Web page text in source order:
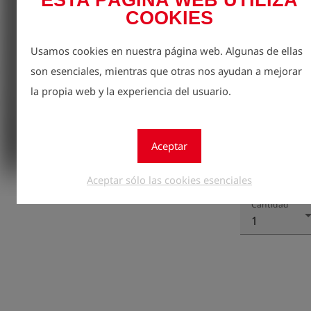
COOKIES
Usamos cookies en nuestra página web. Algunas de ellas
son esenciales, mientras que otras nos ayudan a mejorar
la propia web y la experiencia del usuario.
Aceptar
Aceptar sólo las cookies esenciales
inspección
Cantidad: 2
lock
Cantidad
1